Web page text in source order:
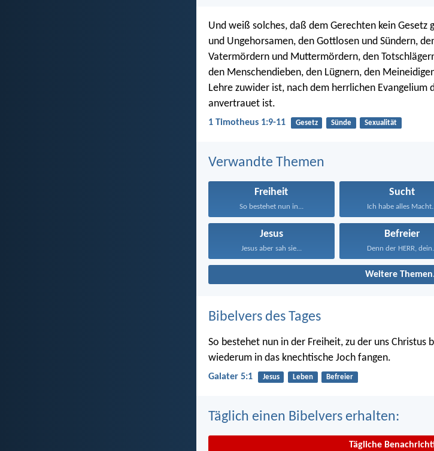
Und weiß solches, daß dem Gerechten kein Gesetz
und Ungehorsamen, den Gottlosen und Sündern,
Vatermördern und Muttermördern, den
den Menschendieben, den Lügnern, den
Lehre zuwider ist, nach dem herrlichen Evangelium
anvertrauet ist.
1 Timotheus 1:9-11 Gesetz Sünde Sexualität
Verwandte Themen
Freiheit
So bestehet nun in...
Sucht
Ich habe alles
Jesus
Jesus aber sah sie...
Befreier
Denn der HERR,
Weitere
Bibelvers des Tages
So bestehet nun in der Freiheit, zu der uns
wiederum in das knechtische Joch fangen.
Galater 5:1 Jesus Leben Befreier
Täglich einen Bibelvers erhalten:
Tägliche